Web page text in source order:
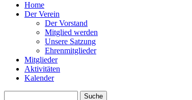
Home
Der Verein
Der Vorstand
Mitglied werden
Unsere Satzung
Ehrenmitglieder
Mitglieder
Aktivitäten
Kalender